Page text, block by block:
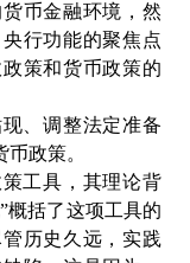
币金融环境，然
行功能的聚焦点
策和货币政策的
、调整法定准备
政策。
工具，其理论背
概括了这项工具的
历史久远，实践